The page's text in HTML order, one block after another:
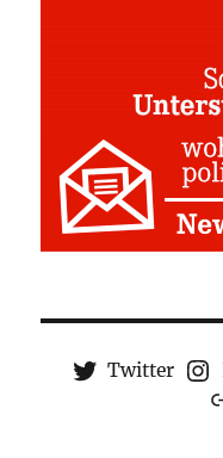
Twitter